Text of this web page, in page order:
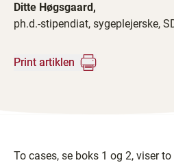
Ditte Høgsgaard,
ph.d.-stipendiat, sygeplejerske,
Print artiklen
To cases, se boks 1 og 2, viser